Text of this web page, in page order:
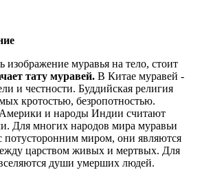
изображение муравья на тело, стоит
тату муравей. В Китае муравей -
и честности. Буддийская религия
кротостью, безропотностью.
и народы Индии считают
Для многих народов мира муравьи
потусторонним миром, они являются
царством живых и мертвых. Для
души умерших людей.